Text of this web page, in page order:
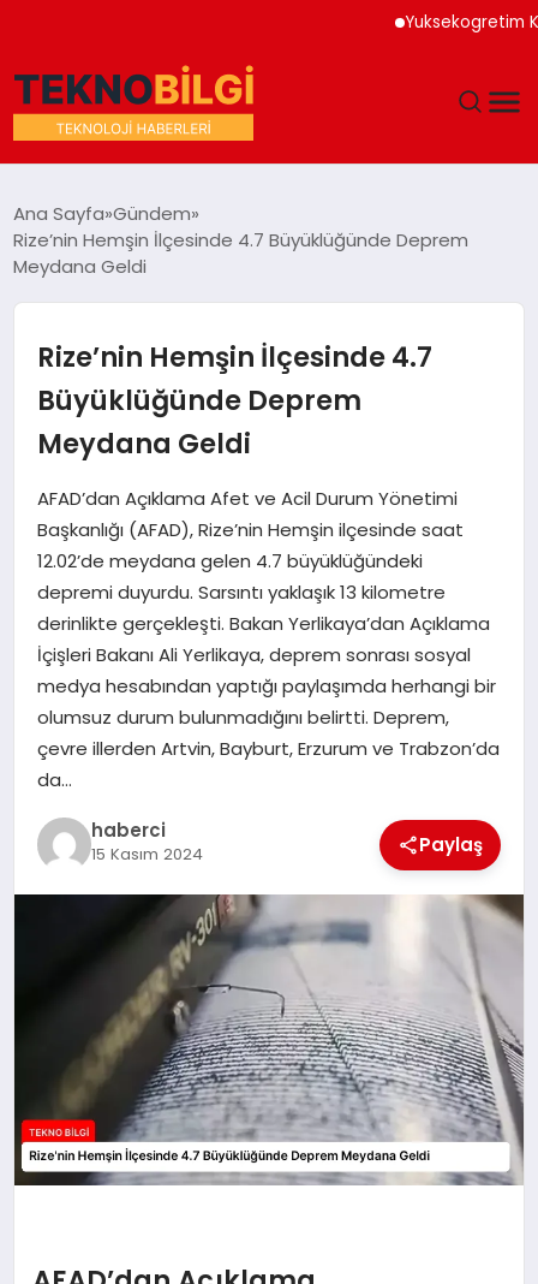
Yuksekogretim
DÜNYA
MAGAZIN
SAĞLIK
SIYASET
SPOR
TEKNOLOJI
YAŞAM
Ana Sayfa Gündem
Rize’nin Hemşin İlçesinde 4.7 Büyüklüğünde Deprem
Meydana Geldi
Rize’nin Hemşin İlçesinde 4.7
Büyüklüğünde Deprem
Meydana Geldi
AFAD’dan Açıklama Afet ve Acil Durum Yönetimi
Başkanlığı (AFAD), Rize’nin Hemşin ilçesinde saat
12.02’de meydana gelen 4.7 büyüklüğündeki
depremi duyurdu. Sarsıntı yaklaşık 13 kilometre
derinlikte gerçekleşti. Bakan Yerlikaya’dan Açıklama
İçişleri Bakanı Ali Yerlikaya, deprem sonrası sosyal
medya hesabından yaptığı paylaşımda herhangi bir
olumsuz durum bulunmadığını belirtti. Deprem,
çevre illerden Artvin, Bayburt, Erzurum ve Trabzon’da
da…
haberci
15 Kasım 2024 Paylaş